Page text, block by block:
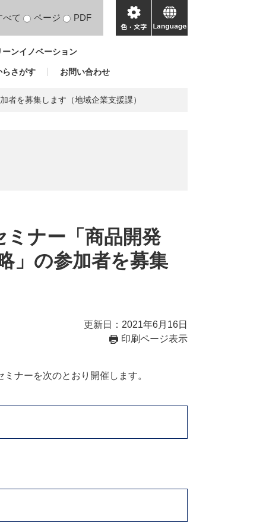
べて ページ PDF
色・
文
language
ンイノベーション
らさがす お問い合わせ
者を募集します（地域企業支援課）
ミナー「商品開発
」の参加者を募集
更新日：2021年6月16日
印刷ページ表示
ナーを次のとおり開催します。